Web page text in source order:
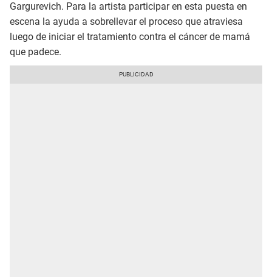
Gargurevich. Para la artista participar en esta puesta en
escena la ayuda a sobrellevar el proceso que atraviesa
luego de iniciar el tratamiento contra el cáncer de mamá
que padece.